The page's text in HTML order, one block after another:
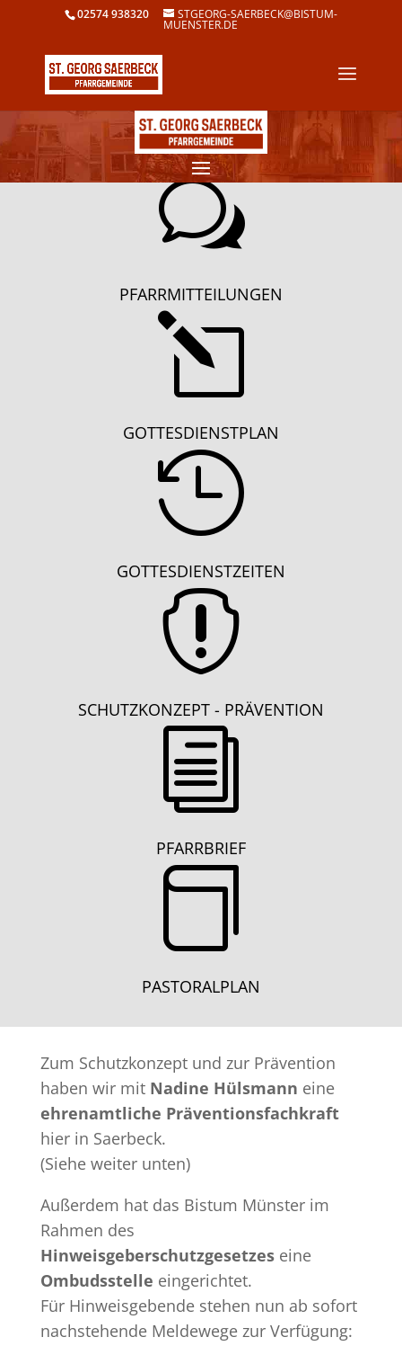
02574 938320 STGEORG-SAERBECK@BISTUM-
MUENSTER.DE
w
PFARRMITTEILUNGEN
l
GOTTESDIENSTPLAN

GOTTESDIENSTZEITEN

SCHUTZKONZEPT - PRÄVENTION
i
PFARRBRIEF

PASTORALPLAN
Zum Schutzkonzept und zur Prävention
haben wir mit Nadine Hülsmann eine
ehrenamtliche Präventionsfachkraft
hier in Saerbeck.
(Siehe weiter unten)
Außerdem hat das Bistum Münster im
Rahmen des
Hinweisgeberschutzgesetzeseine
Ombudsstelle eingerichtet.
Für Hinweisgebende stehen nun ab sofort
nachstehende Meldewege zur Verfügung: